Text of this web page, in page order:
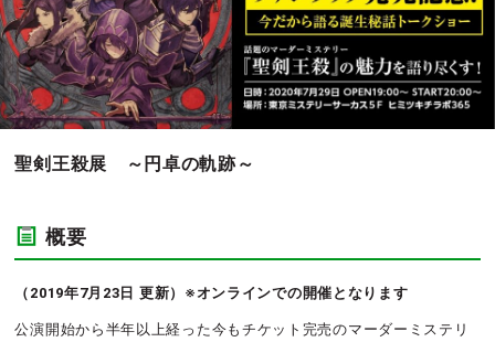
聖剣王殺展 ～円卓の軌跡～
概要
（2019年7月23日 更新）※オンラインでの開催となります
公演開始から半年以上経った今もチケット完売のマーダーミステリ